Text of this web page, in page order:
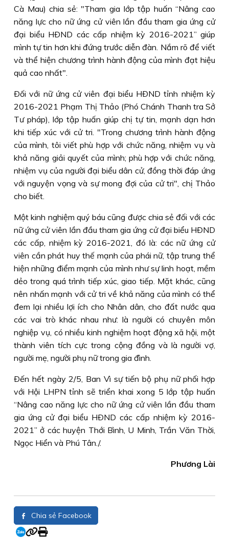
Cà Mau) chia sẻ: "Tham gia lớp tập huấn “Nâng cao
năng lực cho nữ ứng cử viên lần đầu tham gia ứng cử
đại biểu HÐND các cấp nhiệm kỳ 2016-2021” giúp
mình tự tin hơn khi đứng trước diễn đàn. Nắm rõ để viết
và thể hiện chương trình hành động của mình đạt hiệu
quả cao nhất".
Ðối với nữ ứng cử viên đại biểu HÐND tỉnh nhiệm kỳ
2016-2021 Phạm Thị Thảo (Phó Chánh Thanh tra Sở
Tư pháp), lớp tập huấn giúp chị tự tin, mạnh dạn hơn
khi tiếp xúc với cử tri. "Trong chương trình hành động
của mình, tôi viết phù hợp với chức năng, nhiệm vụ và
khả năng giải quyết của mình; phù hợp với chức năng,
nhiệm vụ của người đại biểu dân cử, đồng thời đáp ứng
với nguyện vọng và sự mong đợi của cử tri", chị Thảo
cho biết.
Một kinh nghiệm quý báu cũng được chia sẻ đối với các
nữ ứng cử viên lần đầu tham gia ứng cử đại biểu HÐND
các cấp, nhiệm kỳ 2016-2021, đó là: các nữ ứng cử
viên cần phát huy thế mạnh của phái nữ, tập trung thể
hiện những điểm mạnh của mình như sự linh hoạt, mềm
dẻo trong quá trình tiếp xúc, giao tiếp. Mặt khác, cũng
nên nhấn mạnh với cử tri về khả năng của mình có thể
đem lại nhiều lợi ích cho Nhân dân, cho đất nước qua
các vai trò khác nhau như: là người có chuyên môn
nghiệp vụ, có nhiều kinh nghiệm hoạt động xã hội, một
thành viên tích cực trong cộng đồng và là người vợ,
người mẹ, người phụ nữ trong gia đình.
Ðến hết ngày 2/5, Ban Vì sự tiến bộ phụ nữ phối hợp
với Hội LHPN tỉnh sẽ triển khai xong 5 lớp tập huấn
“Nâng cao năng lực cho nữ ứng cử viên lần đầu tham
gia ứng cử đại biểu HÐND các cấp nhiệm kỳ 2016-
2021” ở các huyện Thới Bình, U Minh, Trần Văn Thời,
Ngọc Hiển và Phú Tân./.
Phương Lài
Chia sẻ Facebook